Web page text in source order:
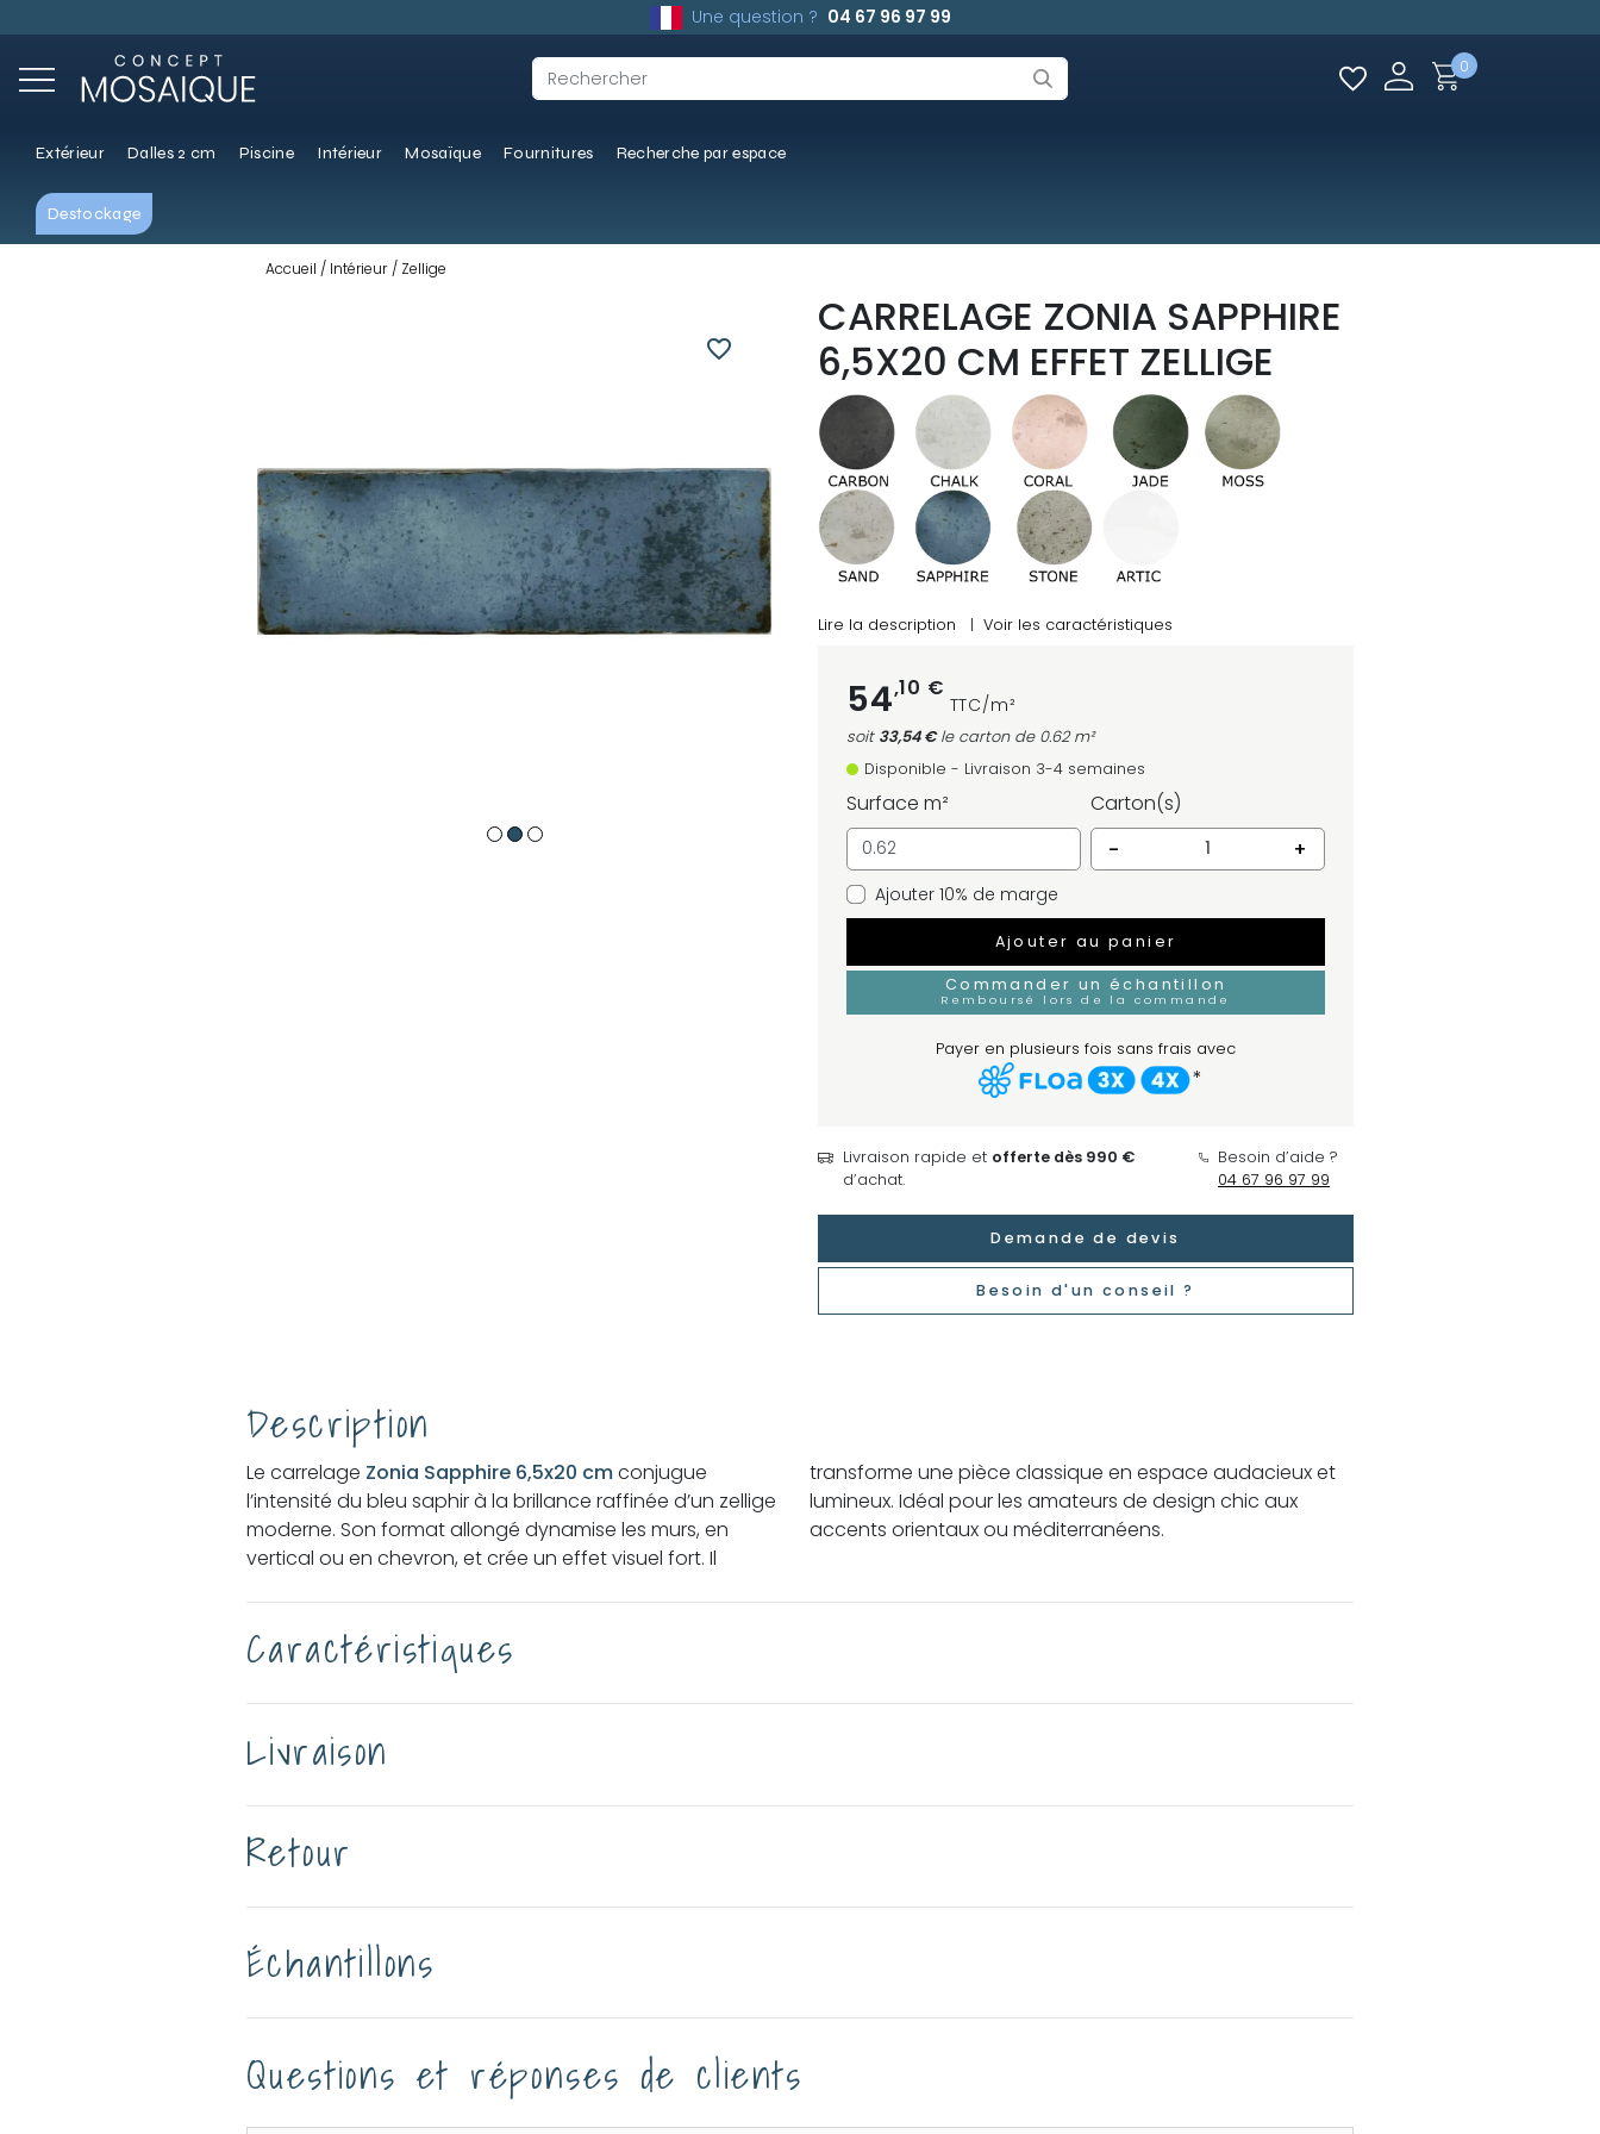
Une question ? 04 67 96 97 99
Extérieur Dalles 2 cm Piscine Intérieur Mosaïque Fournitures Recherche par espace
Destockage
0
Accueil Intérieur Zellige
favorite_border
CARRELAGE ZONIA SAPPHIRE
6,5X20 CM EFFET ZELLIGE
Lire la description | Voir les caractéristiques
54,10 €
TTC/m²
soit 33,54 €le carton de 0.62 m²
Disponible - Livraison 3-4 semaines
Surface m²
Carton(s)
-
+
Ajouter 10% de marge
Ajouter au panier
Commander un échantillon
Remboursé lors de la commande
Payer en plusieurs fois sans frais avec
*
Livraison rapide et offerte dès 990 €
d’achat.
Besoin d’aide ?
04 67 96 97 99
Demande de devis
Besoin d'un conseil ?
Description
Le carrelage Zonia Sapphire 6,5x20 cmconjugue
l’intensité du bleu saphir à la brillance raffinée d’un zellige
moderne. Son format allongé dynamise les murs, en
vertical ou en chevron, et crée un effet visuel fort. Il
transforme une pièce classique en espace audacieux et
lumineux. Idéal pour les amateurs de design chic aux
accents orientaux ou méditerranéens.
Caractéristiques
Livraison
Retour
Échantillons
Questions et réponses de clients